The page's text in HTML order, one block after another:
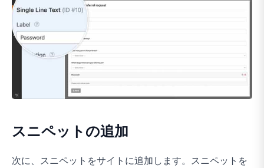
スニペットの追加
次に、スニペットをサイトに追加します。スニペットを